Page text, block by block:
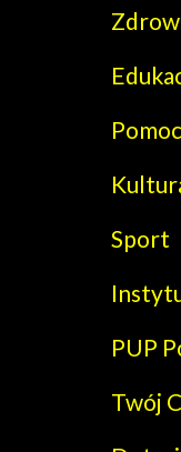
Sport
PUP
Twój